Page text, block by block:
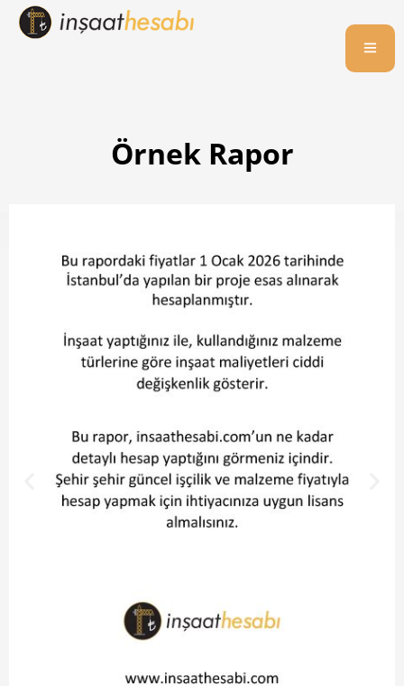
Örnek Rapor